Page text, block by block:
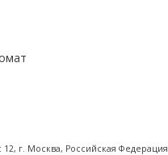
г. Москва, Российская Федерация